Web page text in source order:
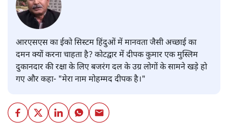
आरएसएस का ईको सिस्टम हिंदुओं में मानवता जैसी अच्छाई का
दमन क्यों करना चाहता है? कोटद्वार में दीपक कुमार एक मुस्लिम
दुकानदार की रक्षा के लिए बजरंग दल के उग्र लोगों के सामने खड़े हो
गए और कहा- "मेरा नाम मोहम्मद दीपक है।"